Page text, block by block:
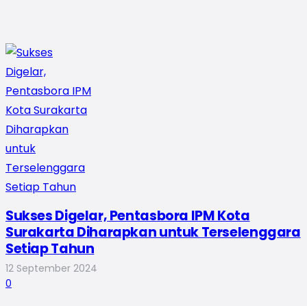
Sukses Digelar, Pentasbora IPM Kota
Surakarta Diharapkan untuk Terselenggara
Setiap Tahun
12 September 2024
0